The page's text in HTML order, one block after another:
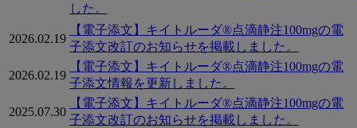
した。
2026.02.19
【電子添文】キイトルーダ®点滴静注100mgの電
子添文改訂のお知らせを掲載しました。
2026.02.19
【電子添文】キイトルーダ®点滴静注100mgの電
子添文情報を更新しました。
2025.07.30
【電子添文】キイトルーダ®点滴静注100mgの電
子添文改訂のお知らせを掲載しました。